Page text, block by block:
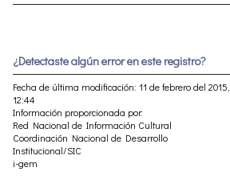
¿Detectaste algún error en este registro?
Fecha de última modificación: 11 de febrero del 2015,
12:44
Información proporcionada por:
Red Nacional de Información Cultural
Coordinación Nacional de Desarrollo
Institucional/SIC
i-gem